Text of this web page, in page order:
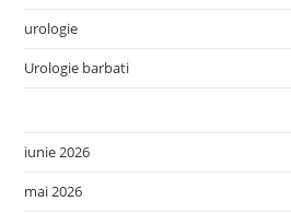
urologie
Urologie barbati
iunie 2026
mai 2026